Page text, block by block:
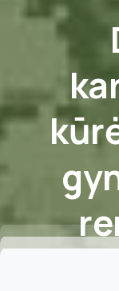
Dar apie